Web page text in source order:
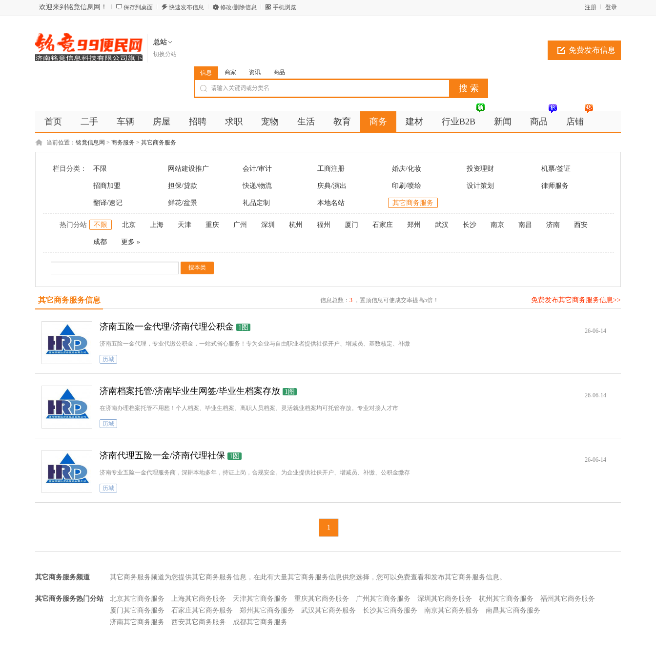
欢迎来到铭竟信息网！ 保存到桌面 快速发布信息 修改/删除信息 手机浏览 登录
注册
总站
切换分站 免费发布信息
信息 商家 资讯 商品
首页 二手 车辆 房屋 招聘 求职 宠物 生活 教育 商务 建材 行业B2B 新闻 商品 店铺
当前位置： 铭竟信息网 > 商务服务 > 其它商务服务
栏目分类： 不限 网站建设推广 会计/审计 工商注册 婚庆/化妆 投资理财 机票/签证
招商加盟 担保/贷款 快递/物流 庆典/演出 印刷/喷绘 设计策划 律师服务
翻译/速记 鲜花/盆景 礼品定制 本地名站 其它商务服务
热门分站 不限 北京 上海 天津 重庆 广州 深圳 杭州 福州 厦门 石家庄 郑州 武汉 长沙 南京 南昌 济南 西安
成都 更多 »
其它商务服务信息 信息总数： 3，置顶信息可使成交率提高5倍！ 免费发布其它商务服务信息>>
26-06-14
济南五险一金代理/济南代理公积金 1图
济南五险一金代理，专业代缴公积金，一站式省心服务！专为企业与自由职业者提供社保开户、增减员、基数核定、补缴
历城
26-06-14
济南档案托管/济南毕业生网签/毕业生档案存放 1图
在济南办理档案托管不用愁！个人档案、毕业生档案、离职人员档案、灵活就业档案均可托管存放。专业对接人才市
历城
26-06-14
济南代理五险一金/济南代理社保 1图
济南专业五险一金代理服务商，深耕本地多年，持证上岗，合规安全。为企业提供社保开户、增减员、补缴、公积金缴存
历城
1
其它商务服务频道 其它商务服务频道为您提供其它商务服务信息，在此有大量其它商务服务信息供您选择，您可以免费查看和发布其它商务服务信息。
其它商务服务热门分站 北京其它商务服务 上海其它商务服务 天津其它商务服务 重庆其它商务服务 广州其它商务服务 深圳其它商务服务 杭州其它商务服务
福州其它商务服务
厦门其它商务服务
石家庄其它商务服务 郑州其它商务服务 武汉其它商务服务 长沙其它商务服务 南京其它商务服务
南昌其它商务服务
济南其它商务服务
西安其它商务服务 成都其它商务服务